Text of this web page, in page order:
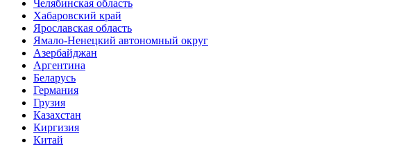
Челябинская область
Хабаровский край
Ярославская область
Ямало-Ненецкий автономный округ
Азербайджан
Аргентина
Беларусь
Германия
Грузия
Казахстан
Киргизия
Китай